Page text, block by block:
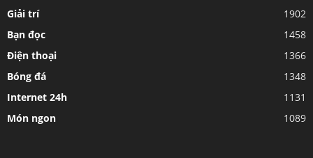
Giải trí
1902
Bạn đọc
1458
Điện thoại
1366
Bóng đá
1348
Internet 24h
1131
Món ngon
1089